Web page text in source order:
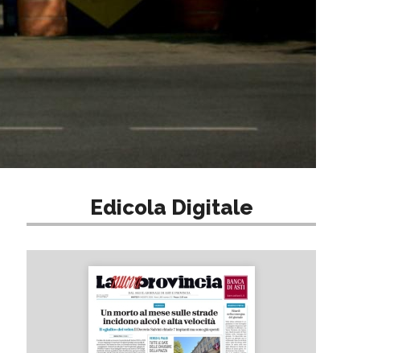
Edicola Digitale